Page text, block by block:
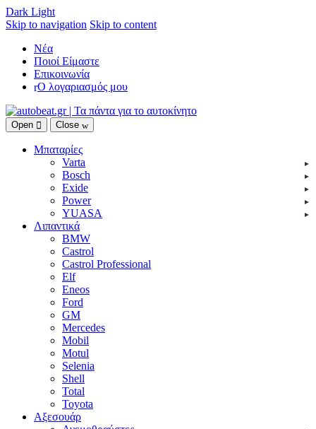
Dark Light
Skip to navigation Skip to content
Νέα
Ποιοί Είμαστε
Επικοινωνία
Ο λογαριασμός μου
Open Close
Μπαταρίες
Varta
Bosch
Exide
Power
YUASA
Λιπαντικά
BMW
Castrol
Castrol Professional
Elf
Eneos
Ford
GM
Mercedes
Mobil
Motul
Selenia
Shell
Total
Toyota
Αξεσουάρ